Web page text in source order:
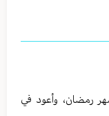
رمضان، وأعود في